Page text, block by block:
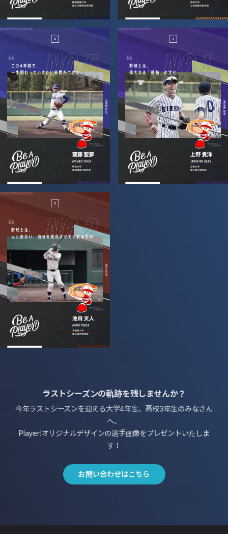
ラストシーズンの軌跡を残しませんか？
今年ラストシーズンを迎える大学4年生、高校3年生のみなさん
へ、
Player!オリジナルデザインの選手画像をプレゼントいたしま
す！
お問い合わせはこちら